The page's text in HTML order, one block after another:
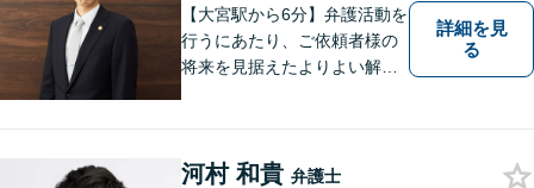
【大宮駅から6分】弁護活動を
行うにあたり、ご依頼者様の
将来を見据えたよりよい解決
詳細を見
る
河村 和貴 弁護士